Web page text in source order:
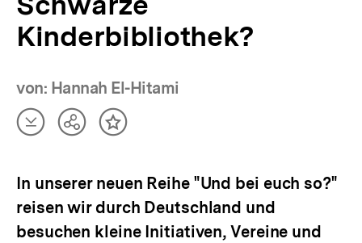
Kinderbibliothek?
von: Hannah El-Hitami
Artikel
herunterladen
TeilenInhalt
In unserer neuen Reihe "Und bei euch so?"
reisen wir durch Deutschland und
besuchen kleine Initiativen, Vereine und